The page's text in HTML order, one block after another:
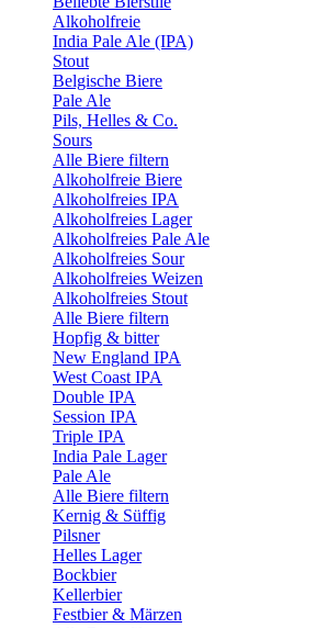
Alkoholfreie
India Pale Ale (IPA)
Stout
Belgische Biere
Pale Ale
Pils, Helles & Co.
Sours
Alle Biere filtern
Alkoholfreie Biere
Alkoholfreies IPA
Alkoholfreies Lager
Alkoholfreies Pale Ale
Alkoholfreies Sour
Alkoholfreies Weizen
Alkoholfreies Stout
Alle Biere filtern
Hopfig & bitter
New England IPA
West Coast IPA
Double IPA
Session IPA
Triple IPA
India Pale Lager
Pale Ale
Alle Biere filtern
Kernig & Süffig
Pilsner
Helles Lager
Bockbier
Kellerbier
Festbier & Märzen